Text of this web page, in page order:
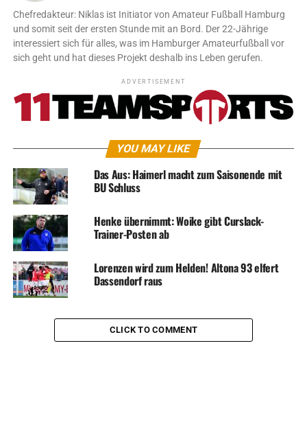
Chefredakteur: Niklas ist Initiator von Amateur Fußball Hamburg
und somit seit der ersten Stunde mit an Bord. Der 22-Jährige
interessiert sich für alles, was im Hamburger Amateurfußball vor
sich geht und hat dieses Projekt deshalb ins Leben gerufen.
ADVERTISEMENT
YOU MAY LIKE
Das Aus: Haimerl macht zum Saisonende mit
BU Schluss
Henke übernimmt: Woike gibt Curslack-
Trainer-Posten ab
Lorenzen wird zum Helden! Altona 93 elfert
Dassendorf raus
CLICK TO COMMENT